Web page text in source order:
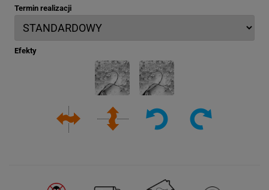
Termin realizacji
Efekty